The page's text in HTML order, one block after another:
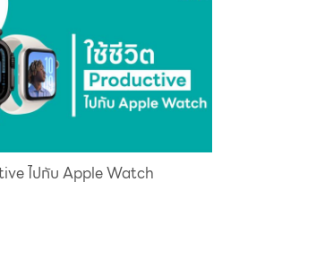
ไปกับ Apple Watch